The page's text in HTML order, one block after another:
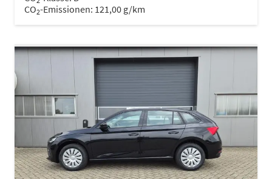
CO2-Emissionen: 121,00 g/km